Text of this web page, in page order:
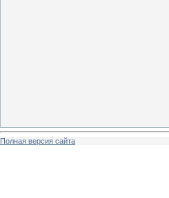
Полная версия сайта